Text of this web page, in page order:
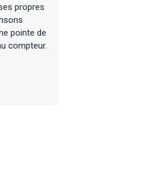
propres
pointe de
compteur.